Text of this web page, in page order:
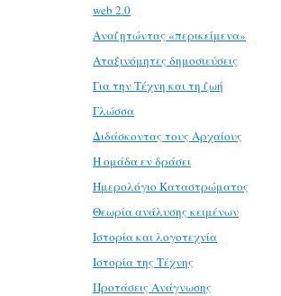
web 2.0
Αναζητώντας «περικείμενα»
Αταξινόμητες δημοσιεύσεις
Για την Τέχνη και τη ζωή
Γλώσσα
Διδάσκοντας τους Αρχαίους
Η ομάδα εν δράσει
Ημερολόγιο Καταστρώματος
Θεωρία ανάλυσης κειμένων
Ιστορία και λογοτεχνία
Ιστορία της Τέχνης
Προτάσεις Ανάγνωσης